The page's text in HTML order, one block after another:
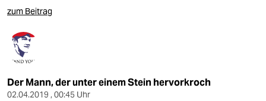
zum Beitrag
Der Mann, der unter einem Stein hervorkroch
02.04.2019 , 00:45 Uhr